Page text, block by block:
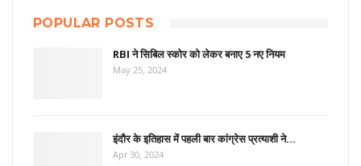
POPULAR POSTS
RBI ने सिबिल स्कोर को लेकर बनाए 5 नए नियम
May 25, 2024
इंदौर के इतिहास में पहली बार कांग्रेस प्रत्याशी ने…
Apr 30, 2024